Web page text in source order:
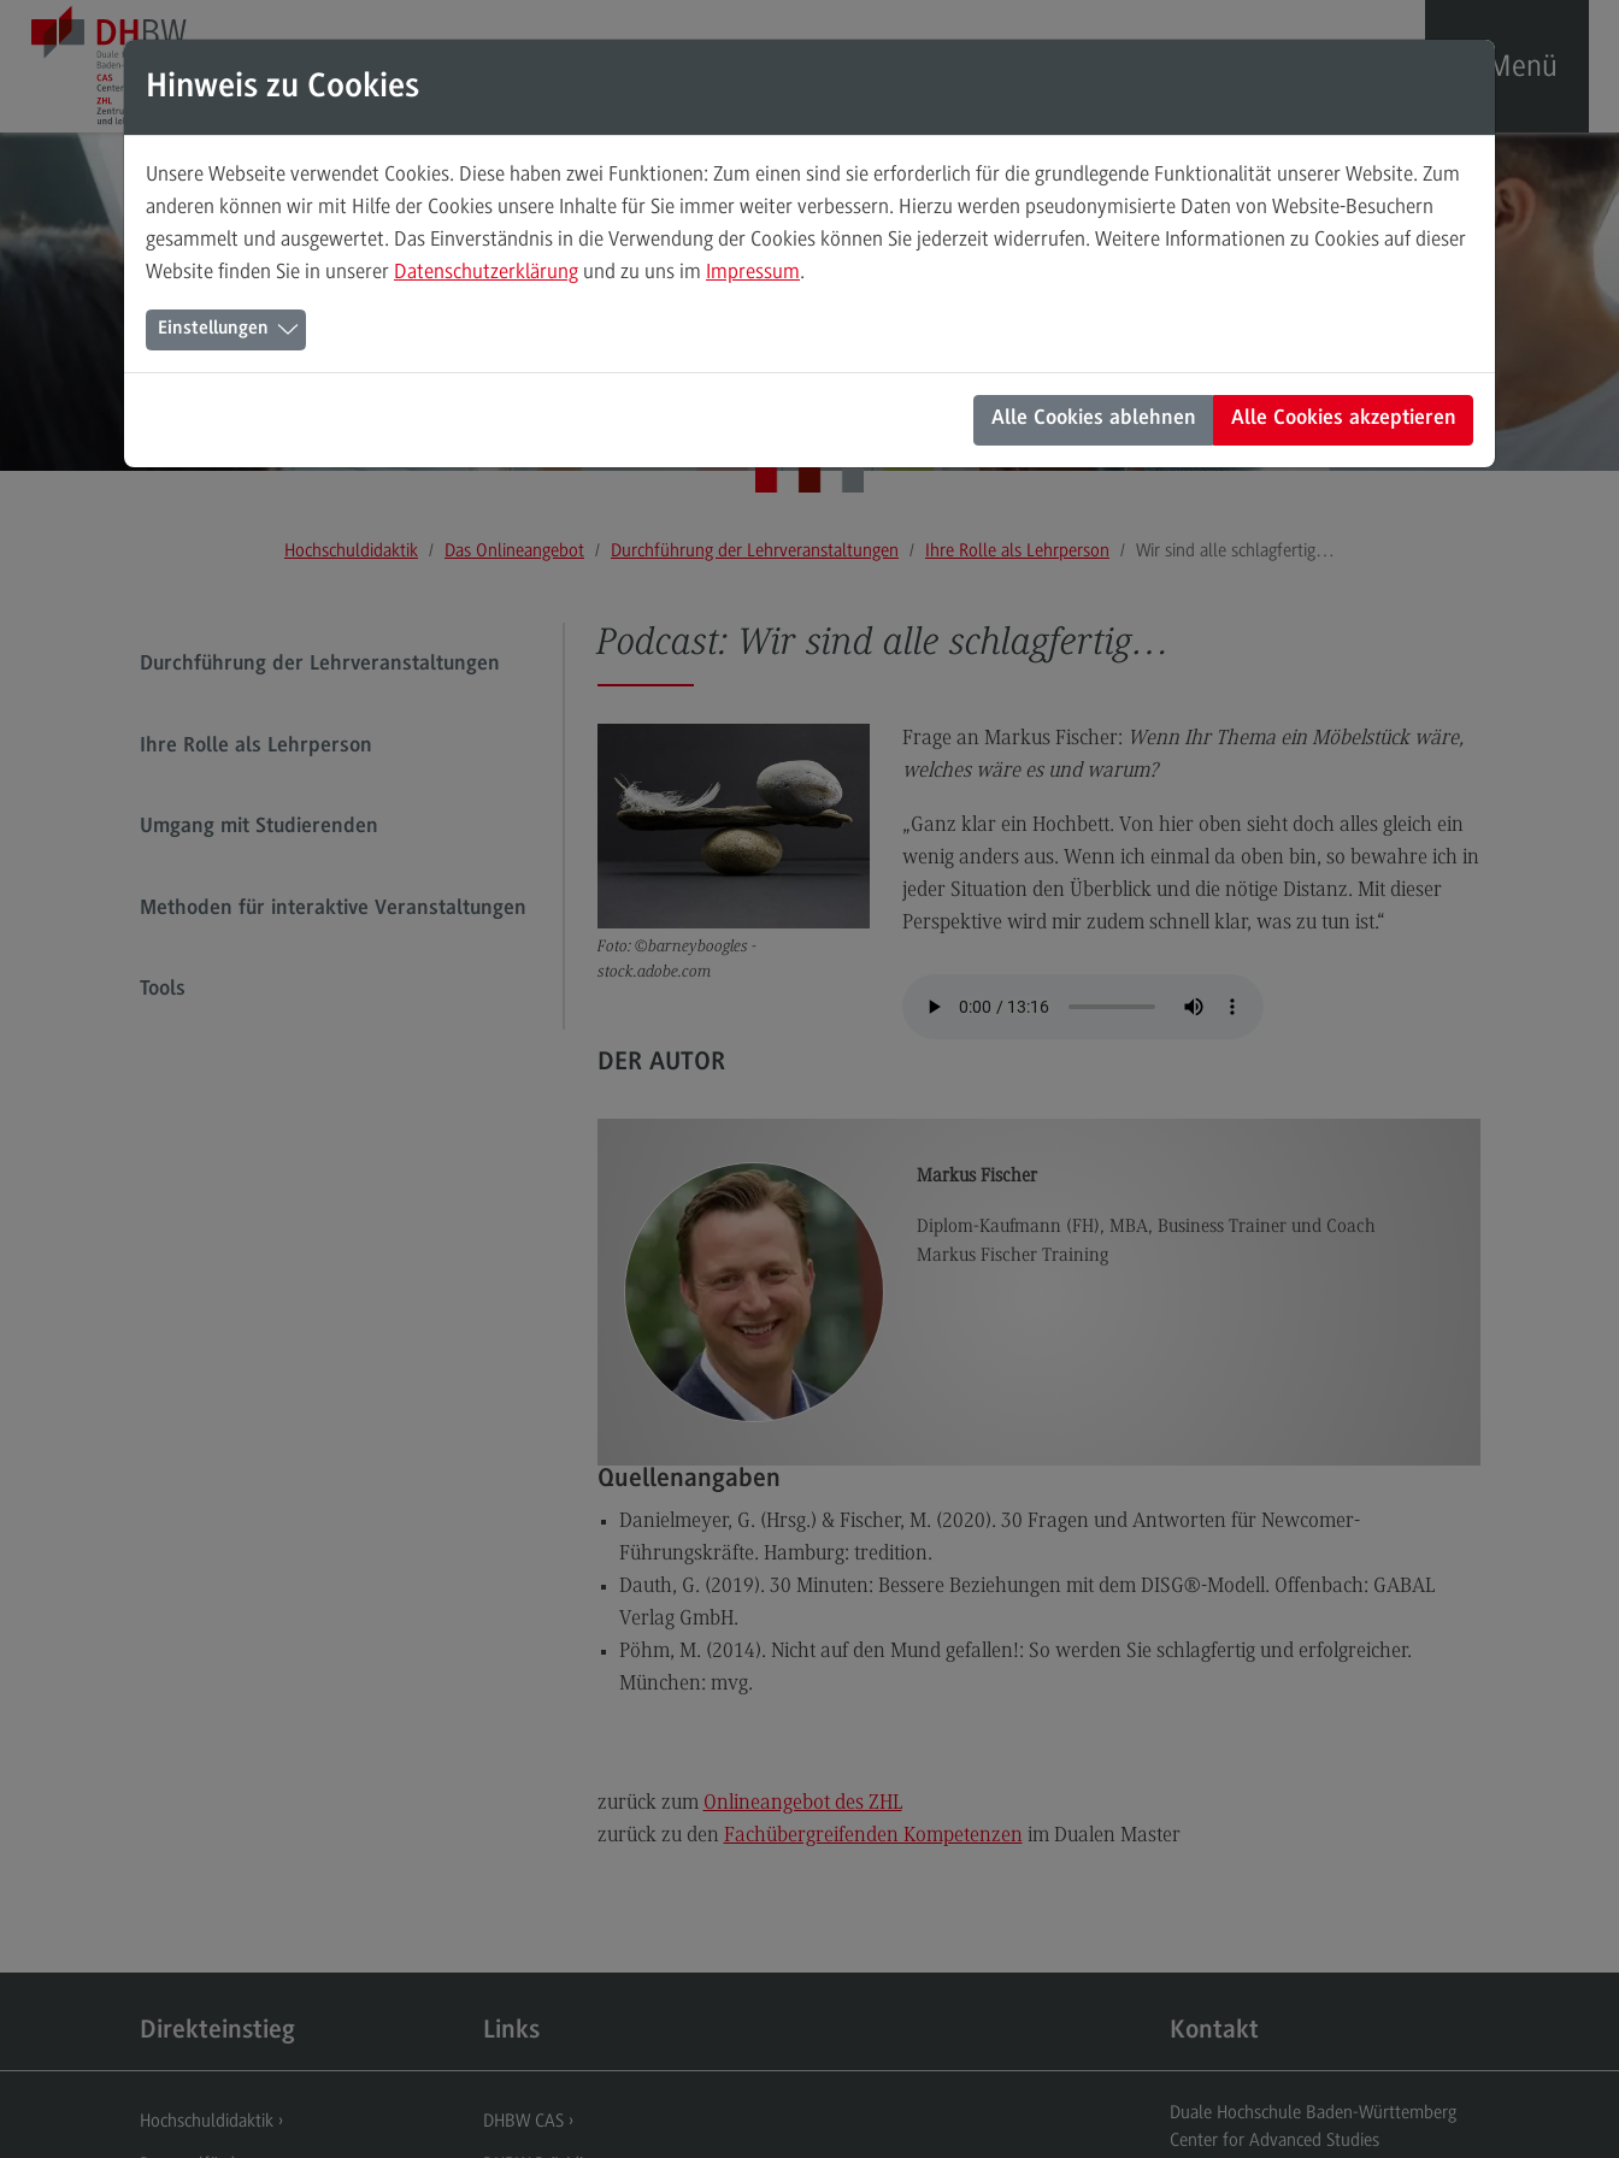
Direkt zum Inhalt
Direkt zum Hauptmenu
Direkt zum Footer
Menü
Das ZHL
Ansprechpersonen
Hochschuldidaktik
Weiterbildungsformate
Das Onlineangebot
Durchführung der
Prüfungen
Angebote an den DHBW Standorten
Angebote an den DHBW Standorten
Education Support Center
Dualer Master am CAS
Lehrpreise
Lehrpreise
ECC3 im Projekt EdCoN
Das ECC3 am Standort des DHBW
CAS
Für Lehrende
Für Studierende
Publikationen
Schriftenreihe #DUAL
Projekte
Projekte
#DUAL forscht
FAQ
Newsletter Hochschuldidaktik
Kontakt
Kontaktformular
Personalförderung
(External link)
Kontaktformular
(External link)
Seminare
Onlineangebot
Hochschuldidaktik Das Onlineangebot Durchführung der Lehrveranstaltungen Ihre Rolle als Lehrperson Wir sind alle schlagfertig…
Durchführung der Lehrveranstaltungen
Ihre Rolle als Lehrperson
Umgang mit Studierenden
Methoden für interaktive Veranstaltungen
Tools
Podcast: Wir sind alle schlagfertig…
Foto: ©barneyboogles -
stock.adobe.com
Frage an Markus Fischer: Wenn Ihr Thema ein Möbelstück wäre,
welches wäre es und warum?
„Ganz klar ein Hochbett. Von hier oben sieht doch alles gleich ein
wenig anders aus. Wenn ich einmal da oben bin, so bewahre ich in
jeder Situation den Überblick und die nötige Distanz. Mit dieser
Perspektive wird mir zudem schnell klar, was zu tun ist.“
DER AUTOR
Markus Fischer
Diplom-Kaufmann (FH), MBA, Business Trainer und Coach
Markus Fischer Training
Quellenangaben
Danielmeyer, G. (Hrsg.) & Fischer, M. (2020). 30 Fragen und Antworten für Newcomer-
Führungskräfte. Hamburg: tredition.
Dauth, G. (2019). 30 Minuten: Bessere Beziehungen mit dem DISG®-Modell. Offenbach: GABAL
Verlag GmbH.
Pöhm, M. (2014). Nicht auf den Mund gefallen!: So werden Sie schlagfertig und erfolgreicher.
München: mvg.
zurück zum Onlineangebot des ZHL
zurück zu den Fachübergreifenden Kompetenzen im Dualen Master
Direkteinstieg
Hochschuldidaktik
Links
DHBW CAS
Kontakt
Duale Hochschule Baden-Württemberg
Center for Advanced Studies
Hinweis zu Cookies
Unsere Webseite verwendet Cookies. Diese haben zwei Funktionen: Zum einen sind sie erforderlich für die grundlegende Funktionalität unserer Website. Zum
anderen können wir mit Hilfe der Cookies unsere Inhalte für Sie immer weiter verbessern. Hierzu werden pseudonymisierte Daten von Website-Besuchern
gesammelt und ausgewertet. Das Einverständnis in die Verwendung der Cookies können Sie jederzeit widerrufen. Weitere Informationen zu Cookies auf dieser
Website finden Sie in unserer Datenschutzerklärung und zu uns im Impressum.
Einstellungen
Alle Cookies ablehnen Alle Cookies akzeptieren